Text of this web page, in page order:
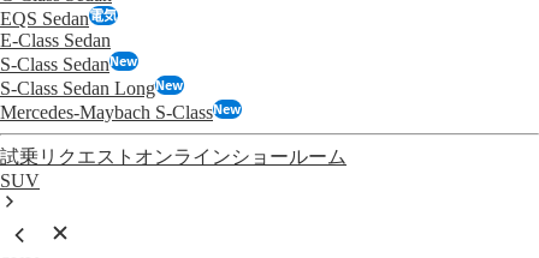
EQS Sedan電気
E-Class Sedan
S-Class SedanNew
S-Class Sedan LongNew
Mercedes-Maybach S-ClassNew
試乗リクエスト オンラインショールーム
SUV